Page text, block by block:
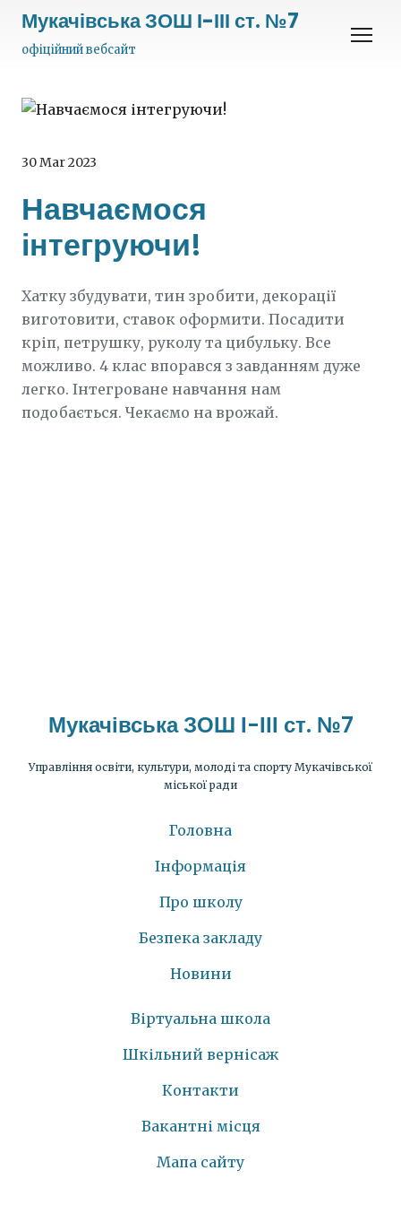
Мукачівська ЗОШ І-ІІІ ст. №7
офіційний вебсайт
30 Mar 2023
Навчаємося
інтегруючи!
Хатку збудувати, тин зробити, декорації
виготовити, ставок оформити. Посадити
кріп, петрушку, руколу та цибульку. Все
можливо. 4 клас впорався з завданням дуже
легко. Інтегроване навчання нам
подобається. Чекаємо на врожай.
Мукачівська ЗОШ І-ІІІ ст. №7
Управління освіти, культури, молоді та спорту Мукачівської
міської ради
Головна
Інформація
Про школу
Безпека закладу
Новини
Віртуальна школа
Шкільний вернісаж
Контакти
Вакантні місця
Мапа сайту